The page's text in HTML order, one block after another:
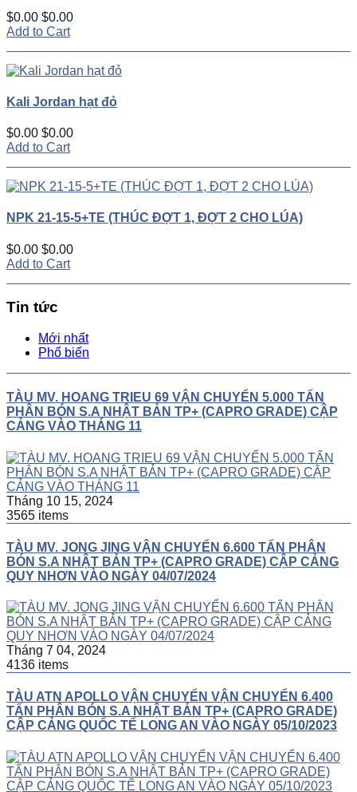
$0.00 $0.00
Add to Cart
Kali Jordan hạt đỏ
$0.00 $0.00
Add to Cart
NPK 21-15-5+TE (THÚC ĐỢT 1, ĐỢT 2 CHO LÚA)
$0.00 $0.00
Add to Cart
Tin tức
Mới nhất
Phổ biến
TÀU MV. HOANG TRIEU 69 VẬN CHUYỂN 5.000 TẤN
PHÂN BÓN S.A NHẬT BẢN TP+ (CAPRO GRADE) CẬP
CẢNG VÀO THÁNG 11
Tháng 10 15, 2024
3565 items
TÀU MV. JONG JING VẬN CHUYỂN 6.600 TẤN PHÂN
BÓN S.A NHẬT BẢN TP+ (CAPRO GRADE) CẬP CẢNG
QUY NHƠN VÀO NGÀY 04/07/2024
Tháng 7 04, 2024
4136 items
TÀU ATN APOLLO VẬN CHUYỂN VẬN CHUYỂN 6.400
TẤN PHÂN BÓN S.A NHẬT BẢN TP+ (CAPRO GRADE)
CẬP CẢNG QUỐC TẾ LONG AN VÀO NGÀY 05/10/2023